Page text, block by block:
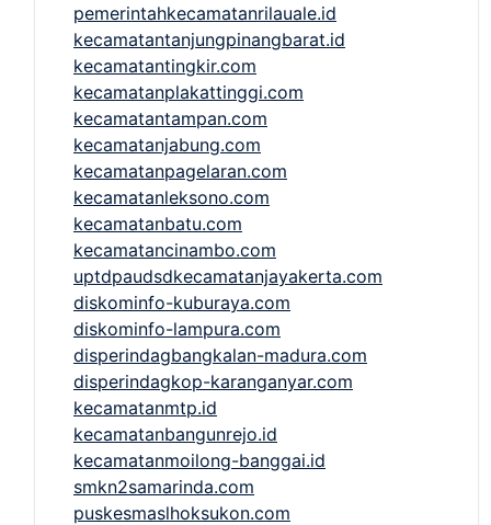
pemerintahkecamatanrilauale.id
kecamatantanjungpinangbarat.id
kecamatantingkir.com
kecamatanplakattinggi.com
kecamatantampan.com
kecamatanjabung.com
kecamatanpagelaran.com
kecamatanleksono.com
kecamatanbatu.com
kecamatancinambo.com
uptdpaudsdkecamatanjayakerta.com
diskominfo-kuburaya.com
diskominfo-lampura.com
disperindagbangkalan-madura.com
disperindagkop-karanganyar.com
kecamatanmtp.id
kecamatanbangunrejo.id
kecamatanmoilong-banggai.id
smkn2samarinda.com
puskesmaslhoksukon.com